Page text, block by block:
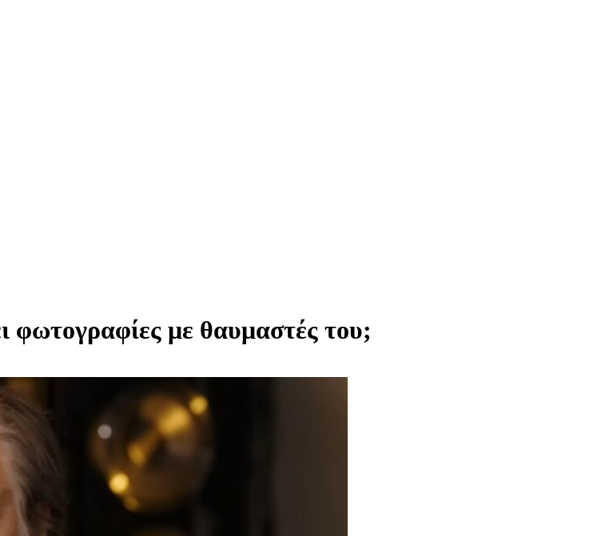
φωτογραφίες με θαυμαστές του;